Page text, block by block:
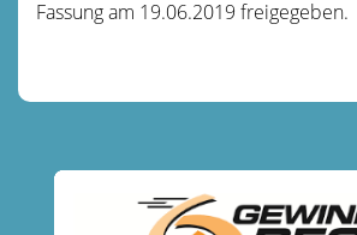
Fassung am 19.06.2019 freigegeben.